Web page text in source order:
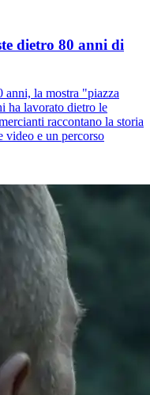
dietro 80 anni di
la mostra "piazza
ha lavorato dietro le
raccontano la storia
video e un percorso